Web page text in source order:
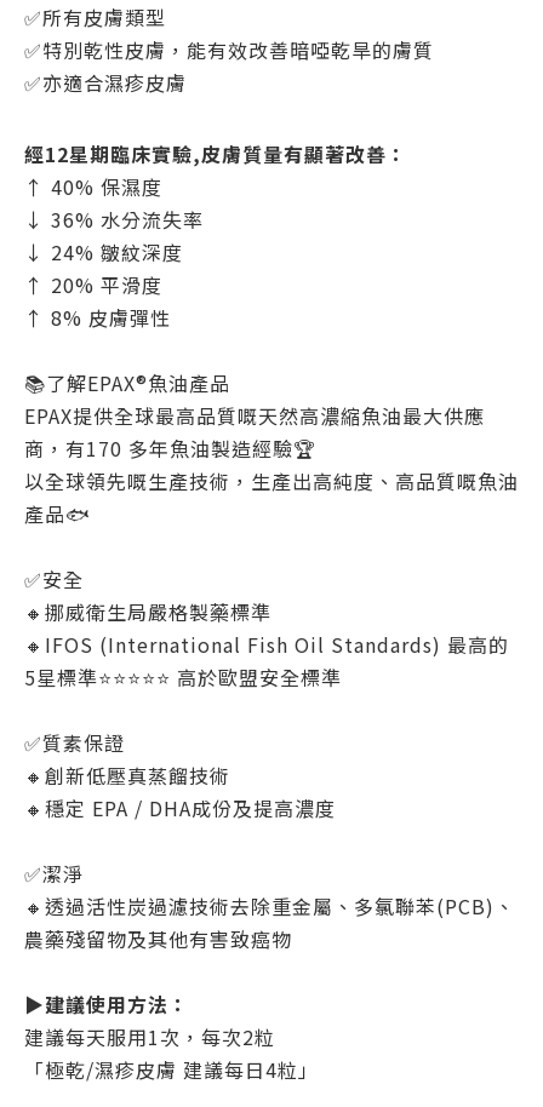
✅所有皮膚類型
✅特別乾性皮膚，能有效改善暗啞乾旱的膚質
✅亦適合濕疹皮膚
經12星期臨床實驗,皮膚質量有顯著改善：
↑ 40% 保濕度​
↓ 36% 水分流失率 ​
↓ 24% 皺紋深度​
↑ 20% 平滑度​
↑ 8% 皮膚彈性​
📚了解EPAX®️魚油產品
EPAX提供全球最高品質嘅天然高濃縮魚油最大供應
商，有170 多年魚油製造經驗🏆
以全球領先嘅生產技術，生產出高純度、高品質嘅魚油
產品🐟
✅安全
🔸挪威衛生局嚴格製藥標準
🔸IFOS (International Fish Oil Standards) 最高的
5星標準⭐️⭐️⭐️⭐️⭐️ 高於歐盟安全標準
✅質素保證
🔸創新低壓真蒸餾技術
🔸穩定 EPA / DHA成份及提高濃度
✅潔淨
🔸透過活性炭過濾技術去除重金屬、多氯聯苯(PCB)、
農藥殘留物及其他有害致癌物
▶️建議使用方法：
建議每天服用1次，每次2粒
「極乾/濕疹皮膚 建議每日4粒」